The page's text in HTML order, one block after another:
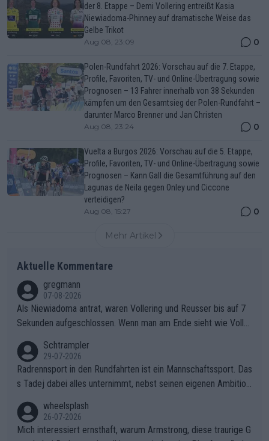
der 8. Etappe – Demi Vollering entreißt Kasia
Niewiadoma-Phinney auf dramatische Weise das
Gelbe Trikot
Aug 08, 23:09 0
Polen-Rundfahrt 2026: Vorschau auf die 7. Etappe,
Profile, Favoriten, TV- und Online-Übertragung sowie
Prognosen – 13 Fahrer innerhalb von 38 Sekunden
kämpfen um den Gesamtsieg der Polen-Rundfahrt –
darunter Marco Brenner und Jan Christen
Aug 08, 23:24 0
Vuelta a Burgos 2026: Vorschau auf die 5. Etappe,
Profile, Favoriten, TV- und Online-Übertragung sowie
Prognosen – Kann Gall die Gesamtführung auf den
Lagunas de Neila gegen Onley und Ciccone
verteidigen?
Aug 08, 15:27 0
Mehr Artikel
Aktuelle Kommentare
gregmann
07-08-2026
Als Niewiadoma antrat, waren Vollering und Reusser bis auf 7
Sekunden aufgeschlossen. Wenn man am Ende sieht wie Voller
ering die 7 Sekunden zu Niewiadoma nicht geschlossen hat un
d den Abstand hat anwachsen lassen. Ein schwerer taktischer
Fehler, der den Tour Sieg kosten wird.Diese Beobachtung trifft
Zögerlichkeit von Demi Vollering in diesem Moment war das e
ntscheidende Puzzleteil, das Katarzyna Niewiadoma die Tür z
um Gelben Trikot geöffnet hat.Das taktische Dilemma am Mon
Schtrampler
29-07-2026
Radrennsport in den Rundfahrten ist ein Mannschaftssport. Das
s Tadej dabei alles unternimmt, nebst seinen eigenen Ambition
ganze Team auch mental stark zu machen und konkret am Erf
olg teilzuhaben, ist ihm ganz hoch anzurechnen. Das ist ein Zei
wheelsplash
26-07-2026
Mich interessiert ernsthaft, warum Armstrong, diese traurige G